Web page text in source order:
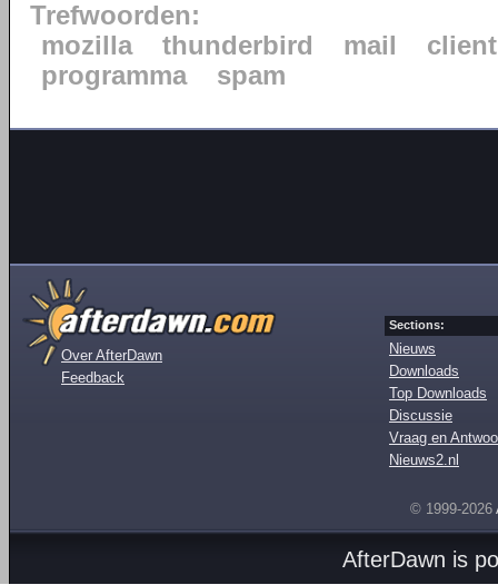
Trefwoorden:
mozilla
thunderbird mail
client
programma
spam
Over AfterDawn
Feedback
Sections:
Nieuws
Downloads
Top Downloads
Discussie
Vraag en
Nieuws2.nl
© 1999-2026
AfterDawn is